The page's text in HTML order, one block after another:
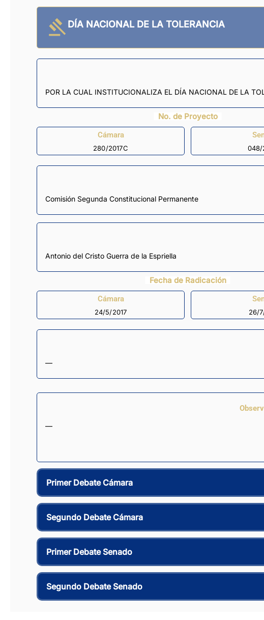
DÍA NACIONAL DE LA TOLERANCIA
POR LA CUAL INSTITUCIONALIZA EL DÍA NACIONAL DE LA
No. de Proyecto
Cámara
280/2017C 048/
Comisión Segunda Constitucional Permanente
Antonio del Cristo Guerra de la Espriella
Fecha de Radicación
Cámara
24/5/2017 26/
—
—
Primer Debate Cámara
Segundo Debate Cámara
Primer Debate Senado
Segundo Debate Senado